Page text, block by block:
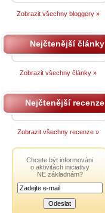
Zobrazit všechny bloggery »
Nejčtenější články
Zobrazit všechny články »
Nejčtenější recenze
Zobrazit všechny recenze »
Chcete být informováni
o aktivitách iniciativy
NE základnám?